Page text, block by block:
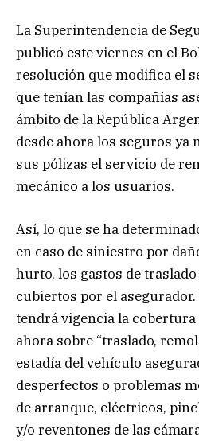
La Superintendencia de
publicó este viernes en el
resolución que modifica el
que tenían las compañías
ámbito de la República
desde ahora los seguros
sus pólizas el servicio de
mecánico a los usuarios.
Así, lo que se ha
en caso de siniestro por
hurto, los gastos de
cubiertos por el asegurador.
tendrá vigencia la
ahora sobre “traslado,
estadía del vehículo
desperfectos o problemas
de arranque, eléctricos,
y/o reventones de las